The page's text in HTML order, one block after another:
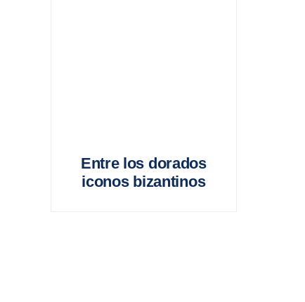
Entre los dorados
iconos bizantinos